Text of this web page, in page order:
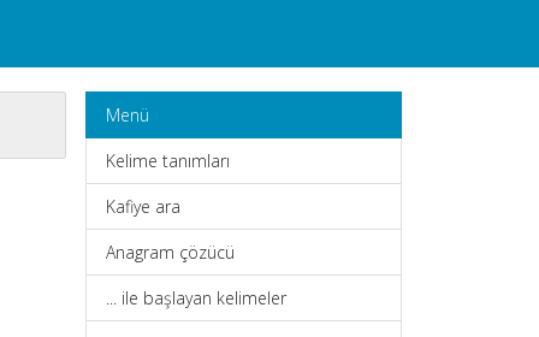
Menü
Kelime tanımları
Kafiye ara
Anagram çözücü
... ile başlayan kelimeler